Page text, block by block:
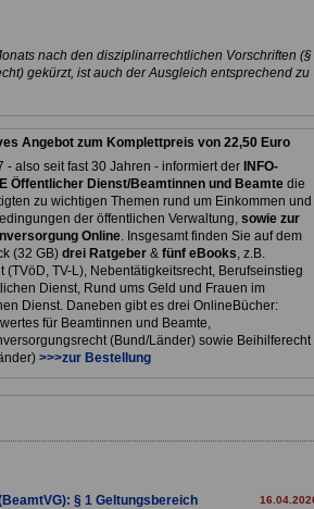
nach den disziplinarrechtlichen Vorschriften (§
gekürzt, ist auch der Ausgleich entsprechend zu
Angebot zum Komplettpreis von 22,50 Euro
- also seit fast 30 Jahren - informiert der INFO-
Öffentlicher Dienst/Beamtinnen und Beamtedie
zu wichtigen Themen rund um Einkommen und
der öffentlichen Verwaltung,sowie zur
Online. Insgesamt finden Sie auf dem
(32 GB) drei Ratgeber& fünf eBooks, z.B.
(TVöD, TV-L), Nebentätigkeitsrecht, Berufseinstieg
Dienst, Rund ums Geld und Frauen im
Dienst. Daneben gibt es drei OnlineBücher:
für Beamtinnen und Beamte,
(Bund/Länder) sowie Beihilferecht
>>>zur Bestellung
§ 1 Geltungsbereich